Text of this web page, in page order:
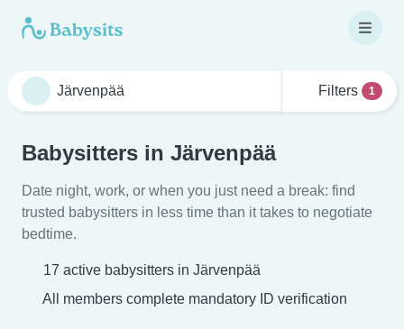
Filters 1
Babysitters in Järvenpää
Date night, work, or when you just need a break: find
trusted babysitters in less time than it takes to negotiate
bedtime.
17 active babysitters in Järvenpää
All members complete mandatory ID verification